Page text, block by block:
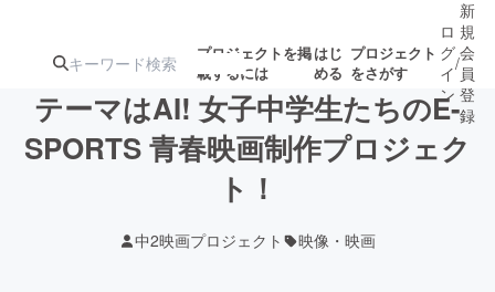
プロジェクトを掲
載するには
はじ
める
プロジェクト
をさがす
注目の新着プロ
ロ
グ
イ
ン
/
新
規
会
員
登
録
テーマはAI! 女子中学生たちのE-
SPORTS 青春映画制作プロジェク
ト！
中2映画プロジェクト 映像・映画